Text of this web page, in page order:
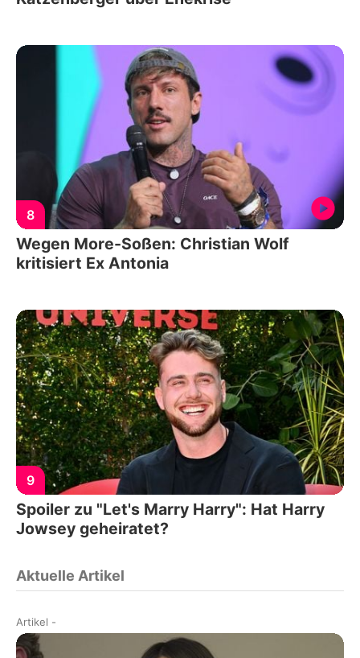
8
Wegen More-Soßen: Christian Wolf
kritisiert Ex Antonia
9
Spoiler zu "Let's Marry Harry": Hat Harry
Jowsey geheiratet?
Aktuelle Artikel
Artikel -